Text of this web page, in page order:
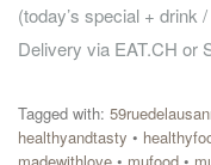
(today’s special + drink
Delivery via EAT.CH or
Tagged with:
healthyandtasty •
madewithlove • mufood •